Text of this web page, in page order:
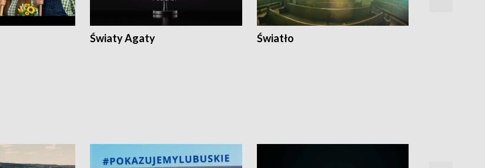
Światy Agaty Światło